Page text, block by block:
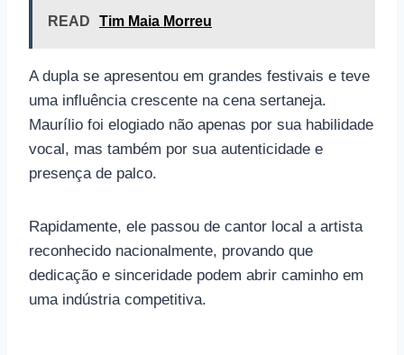
READ Tim Maia Morreu
A dupla se apresentou em grandes festivais e teve
uma influência crescente na cena sertaneja.
Maurílio foi elogiado não apenas por sua habilidade
vocal, mas também por sua autenticidade e
presença de palco.
Rapidamente, ele passou de cantor local a artista
reconhecido nacionalmente, provando que
dedicação e sinceridade podem abrir caminho em
uma indústria competitiva.